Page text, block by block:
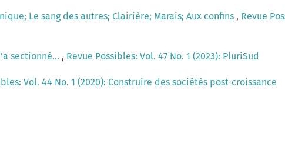
Le sang des autres; Clairière; Marais; Aux confins , Revue
sectionné... , Revue Possibles: Vol. 47 No. 1 (2023): PluriSud
Vol. 44 No. 1 (2020): Construire des sociétés post-croissance